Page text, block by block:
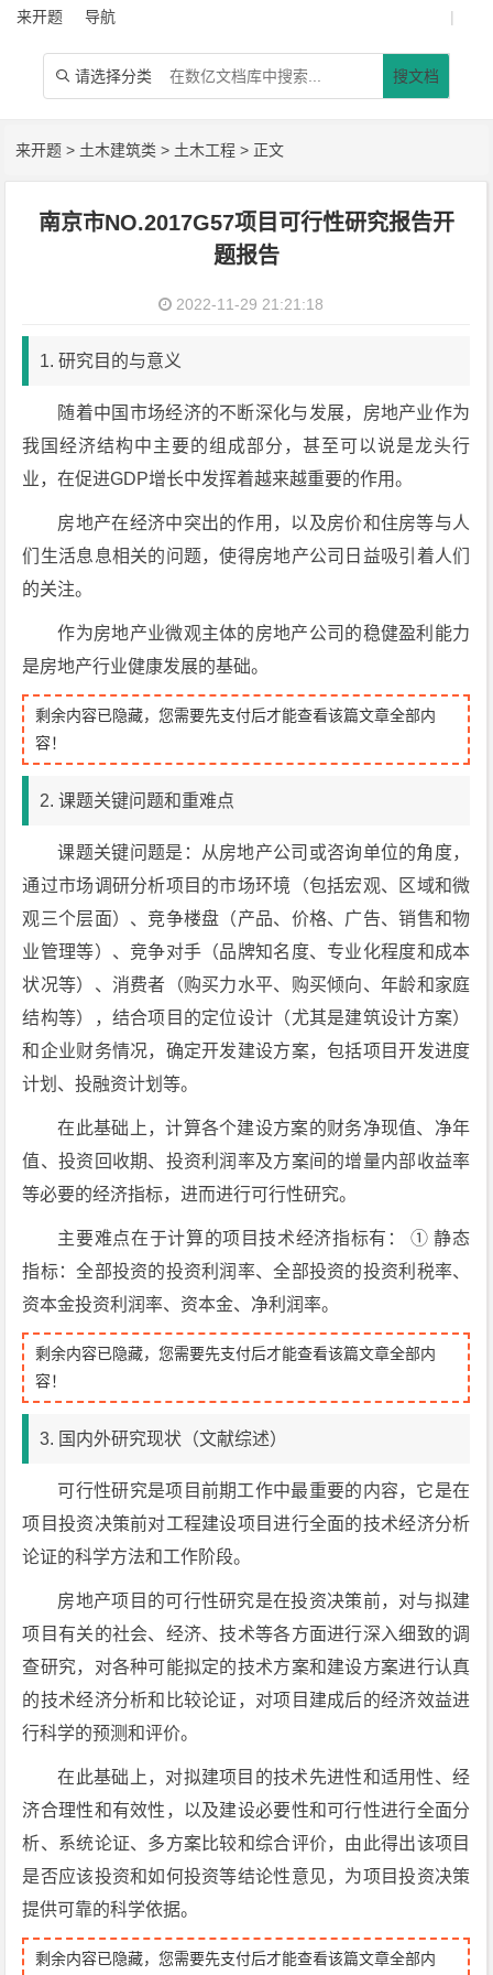
来开题 导航 |
 请选择分类 搜文档
来开题 > 土木建筑类 > 土木工程 > 正文
南京市NO.2017G57项目可行性研究报告开
题报告
2022-11-29 21:21:18
1. 研究目的与意义
随着中国市场经济的不断深化与发展，房地产业作为
我国经济结构中主要的组成部分，甚至可以说是龙头行
业，在促进GDP增长中发挥着越来越重要的作用。
房地产在经济中突出的作用，以及房价和住房等与人
们生活息息相关的问题，使得房地产公司日益吸引着人们
的关注。
作为房地产业微观主体的房地产公司的稳健盈利能力
是房地产行业健康发展的基础。
剩余内容已隐藏，您需要先支付后才能查看该篇文章全部内
容！
2. 课题关键问题和重难点
课题关键问题是：从房地产公司或咨询单位的角度，
通过市场调研分析项目的市场环境（包括宏观、区域和微
观三个层面）、竞争楼盘（产品、价格、广告、销售和物
业管理等）、竞争对手（品牌知名度、专业化程度和成本
状况等）、消费者（购买力水平、购买倾向、年龄和家庭
结构等），结合项目的定位设计（尤其是建筑设计方案）
和企业财务情况，确定开发建设方案，包括项目开发进度
计划、投融资计划等。
在此基础上，计算各个建设方案的财务净现值、净年
值、投资回收期、投资利润率及方案间的增量内部收益率
等必要的经济指标，进而进行可行性研究。
主要难点在于计算的项目技术经济指标有： ① 静态
指标：全部投资的投资利润率、全部投资的投资利税率、
资本金投资利润率、资本金、净利润率。
剩余内容已隐藏，您需要先支付后才能查看该篇文章全部内
容！
3. 国内外研究现状（文献综述）
可行性研究是项目前期工作中最重要的内容，它是在
项目投资决策前对工程建设项目进行全面的技术经济分析
论证的科学方法和工作阶段。
房地产项目的可行性研究是在投资决策前，对与拟建
项目有关的社会、经济、技术等各方面进行深入细致的调
查研究，对各种可能拟定的技术方案和建设方案进行认真
的技术经济分析和比较论证，对项目建成后的经济效益进
行科学的预测和评价。
在此基础上，对拟建项目的技术先进性和适用性、经
济合理性和有效性，以及建设必要性和可行性进行全面分
析、系统论证、多方案比较和综合评价，由此得出该项目
是否应该投资和如何投资等结论性意见，为项目投资决策
提供可靠的科学依据。
剩余内容已隐藏，您需要先支付后才能查看该篇文章全部内